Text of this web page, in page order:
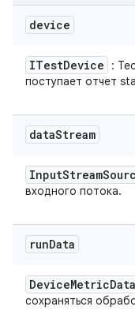
device
ITestDevice
:
поступает отчет
dataStream
InputStream
входного потока.
runData
DeviceMetricData
сохраняться